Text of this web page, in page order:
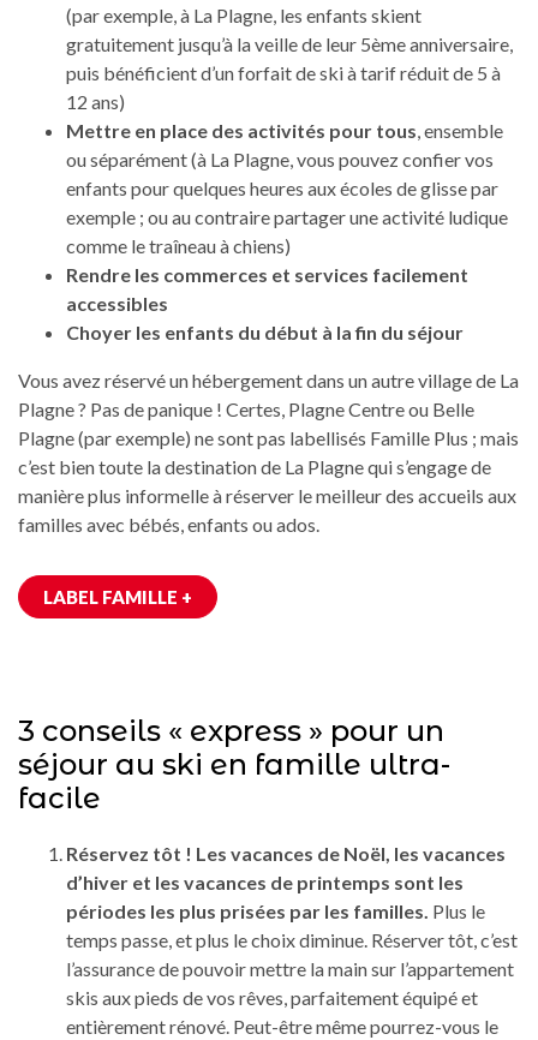
(par exemple, à La Plagne, les enfants skient
gratuitement jusqu’à la veille de leur 5ème anniversaire,
puis bénéficient d’un forfait de ski à tarif réduit de 5 à
12 ans)
Mettre en place des activités pour tous, ensemble
ou séparément (à La Plagne, vous pouvez confier vos
enfants pour quelques heures aux écoles de glisse par
exemple ; ou au contraire partager une activité ludique
comme le traîneau à chiens)
Rendre les commerces et services facilement
accessibles
Choyer les enfants du début à la fin du séjour
Vous avez réservé un hébergement dans un autre village de La
Plagne ? Pas de panique ! Certes, Plagne Centre ou Belle
Plagne (par exemple) ne sont pas labellisés Famille Plus ; mais
c’est bien toute la destination de La Plagne qui s’engage de
manière plus informelle à réserver le meilleur des accueils aux
familles avec bébés, enfants ou ados.
LABEL FAMILLE +
3 conseils « express » pour un
séjour au ski en famille ultra-
facile
Réservez tôt ! Les vacances de Noël, les vacances
d’hiver et les vacances de printemps sont les
périodes les plus prisées par les familles. Plus le
temps passe, et plus le choix diminue. Réserver tôt, c’est
l’assurance de pouvoir mettre la main sur l’appartement
skis aux pieds de vos rêves, parfaitement équipé et
entièrement rénové. Peut-être même pourrez-vous le